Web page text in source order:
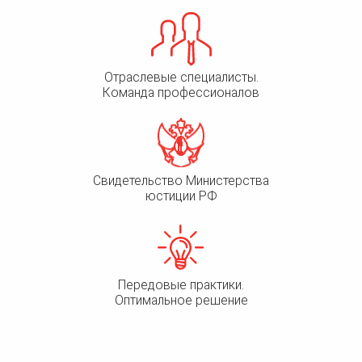
Отраслевые специалисты.
Команда профессионалов
Свидетельство Министерства
юстиции РФ
Передовые практики.
Оптимальное решение